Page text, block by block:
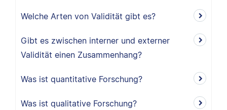
Welche Arten von Validität gibt es?
Gibt es zwischen interner und externer
Validität einen Zusammenhang?
Was ist quantitative Forschung?
Was ist qualitative Forschung?